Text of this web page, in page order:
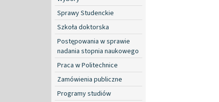
Sprawy Studenckie
Szkoła doktorska
Postępowania w sprawie
nadania stopnia naukowego
Praca w Politechnice
Zamówienia publiczne
Programy studiów